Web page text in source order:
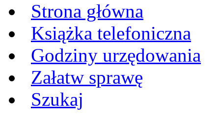
Strona główna
Książka telefoniczna
Godziny urzędowania
Załatw sprawę
Szukaj